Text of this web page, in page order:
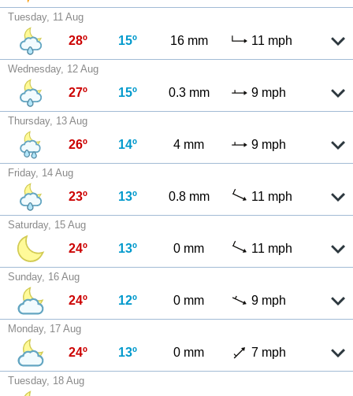
Tuesday, 11 Aug
28º 15º 16 mm 11 mph
Wednesday, 12 Aug
27º 15º 0.3 mm 9 mph
Thursday, 13 Aug
26º 14º 4 mm 9 mph
Friday, 14 Aug
23º 13º 0.8 mm 11 mph
Saturday, 15 Aug
24º 13º 0 mm 11 mph
Sunday, 16 Aug
24º 12º 0 mm 9 mph
Monday, 17 Aug
24º 13º 0 mm 7 mph
Tuesday, 18 Aug